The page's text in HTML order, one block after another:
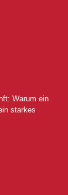
Warum ein
starkes